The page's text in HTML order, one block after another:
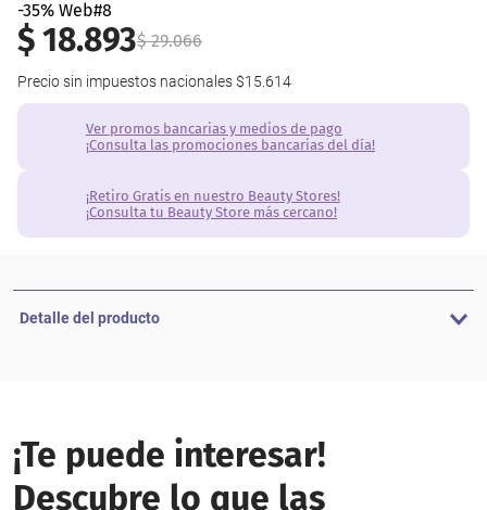
-35% Web#8
$18.893$ 29.066
Precio sin impuestos nacionales $15.614
Ver promos bancarias y medios de pago
¡Consulta las promociones bancarias del día!
¡Retiro Gratis en nuestro Beauty Stores!
¡Consulta tu Beauty Store más cercano!
Detalle del producto
¡Te puede interesar!
Descubre lo que las